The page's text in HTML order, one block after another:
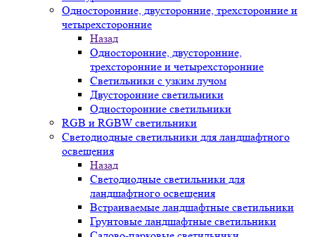
Односторонние, двусторонние, трехсторонние и
четырехсторонние
Назад
Односторонние, двусторонние,
трехсторонние и четырехсторонние
Светильники с узким лучом
Двусторонние светильники
Односторонние светильники
RGB и RGBW светильники
Светодиодные светильники для ландшафтного
освещения
Назад
Светодиодные светильники для
ландшафтного освещения
Встраиваемые ландшафтные светильники
Грунтовые ландшафтные светильники